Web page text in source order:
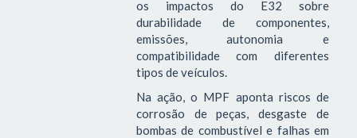
os impactos do E32 sobre
durabilidade de componentes,
emissões, autonomia e
compatibilidade com diferentes
tipos de veículos.
Na ação, o MPF aponta riscos de
corrosão de peças, desgaste de
bombas de combustível e falhas em